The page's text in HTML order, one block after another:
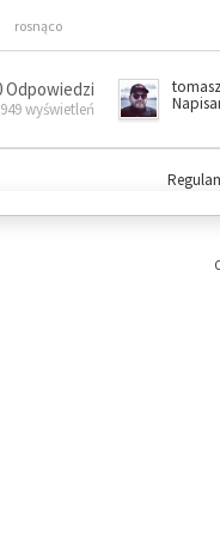
rosnąco
Odpowiedzi
wyświetleń
tomasz